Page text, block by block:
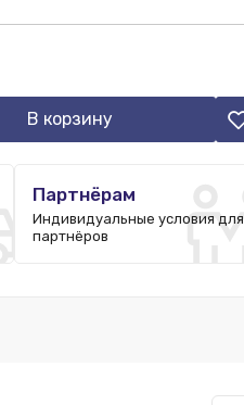
В корзину
Партнёрам
Индивидуальные условия для
партнёров